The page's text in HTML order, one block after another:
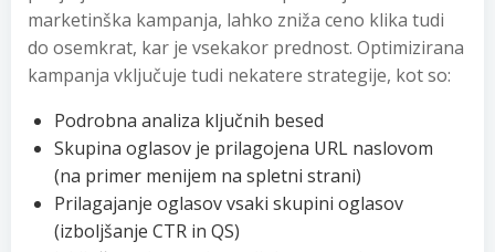
marketinška kampanja, lahko zniža ceno klika tudi
do osemkrat, kar je vsekakor prednost. Optimizirana
kampanja vključuje tudi nekatere strategije, kot so:
Podrobna analiza ključnih besed
Skupina oglasov je prilagojena URL naslovom
(na primer menijem na spletni strani)
Prilagajanje oglasov vsaki skupini oglasov
(izboljšanje CTR in QS)